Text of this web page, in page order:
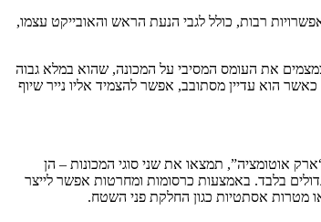
רבות, כולל לגבי הנעת הראש והאובייקט עצמו,
את העומס המסיבי על המכונה, שהוא במלא גבוה
הוא עדיין מסתובב, אפשר להצמיד אליו נייר שיוף
אוטומציה”, תמצאו את שני סוגי המכונות – הן
בלבד. באמצעות כרסומות ומחרטות אפשר לייצר
מטרות אסתטיות כגון החלקת פני השטח.